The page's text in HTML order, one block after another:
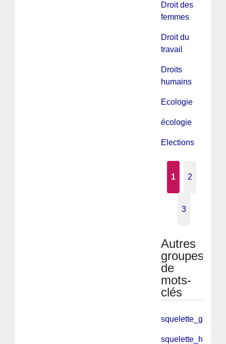
Droit des
femmes
Droit du
travail
Droits
humains
Ecologie
écologie
Elections
1 2
3
Autres
groupes
de
mots-
clés
squelette_galerie